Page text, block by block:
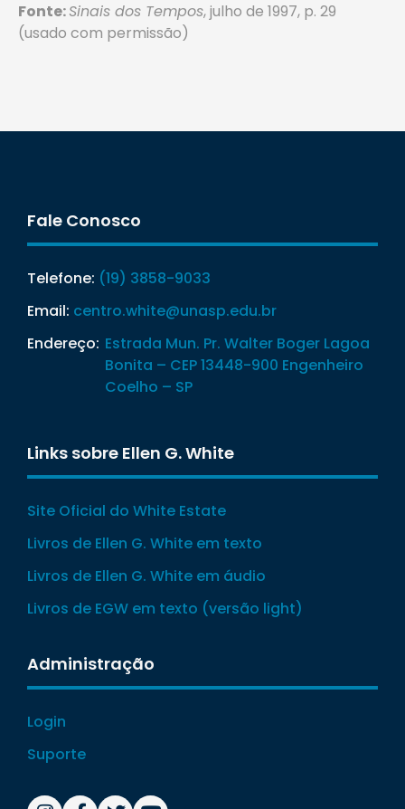
Fonte:Sinais dos Tempos, julho de 1997, p. 29
(usado com permissão)
Fale Conosco
Telefone: (19) 3858-9033
Email: centro.white@unasp.edu.br
Endereço: Estrada Mun. Pr. Walter Boger Lagoa
Bonita – CEP 13448-900 Engenheiro
Coelho – SP
Links sobre Ellen G. White
Site Oficial do White Estate
Livros de Ellen G. White em texto
Livros de Ellen G. White em áudio
Livros de EGW em texto (versão light)
Administração
Login
Suporte